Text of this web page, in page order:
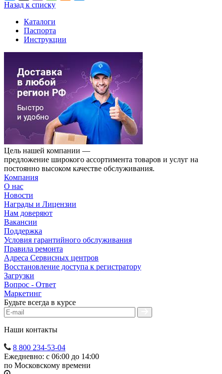
Назад к списку
Каталоги
Паспорта
Инструкции
Цель нашей компании —
предложение широкого ассортимента товаров и услуг на
постоянно высоком качестве обслуживания.
Компания
О нас
Новости
Награды и Лицензии
Нам доверяют
Вакансии
Поддержка
Условия гарантийного обслуживания
Правила ремонта
Адреса Сервисных центров
Восстановление доступа к регистратору
Загрузки
Вопрос - Ответ
Маркетинг
Будьте всегда в курсе
Наши контакты
8 800 234-53-04
Ежедневно: с 06:00 до 14:00
по Московскому времени